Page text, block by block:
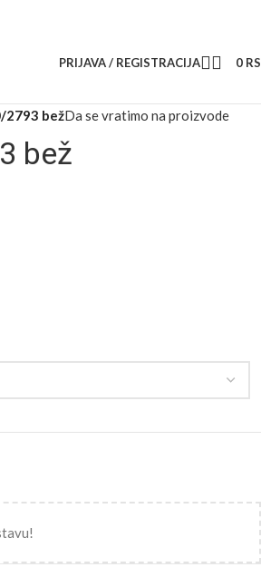
PRIJAVA / REGISTRACIJA 0
2793 bežDa se vratimo na proizvode
bež